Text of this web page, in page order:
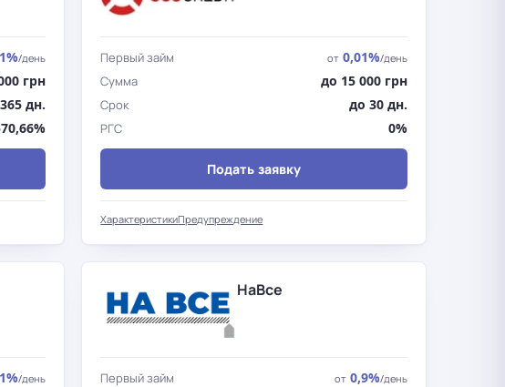
1%/день
грн
дн.
Первый займ от 0,01%/день
Сумма до 15 000 грн
Срок до 30 дн.
РГС 0%
Подать заявку
ХарактеристикиПредупреждение
/день
НаВсе
Первый займ от 0,9%/день